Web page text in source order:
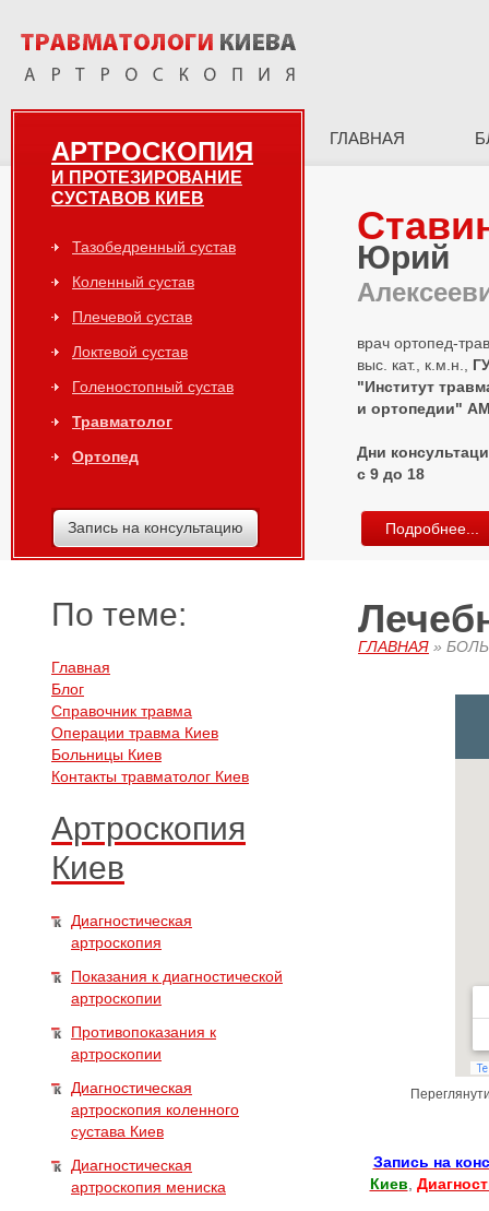
ГЛАВНАЯ
АРТРОСКОПИЯ
И ПРОТЕЗИРОВАНИЕ
СУСТАВОВ КИЕВ
Тазобедренный сустав
Коленный сустав
Плечевой сустав
Локтевой сустав
Голеностопный сустав
Травматолог
Ортопед
Запись на консультацию
Юрий
врач ортопед-
выс. кат., к.м.н.,
"Институт
и ортопедии"
Дни
с 9 до 18
Подробнее...
По теме:
Главная
Блог
Справочник травма
Операции травма Киев
Больницы Киев
Контакты травматолог Киев
Артроскопия
Киев
Диагностическая
артроскопия
Показания к диагностической
артроскопии
Противопоказания к
артроскопии
Диагностическая
артроскопия коленного
сустава Киев
Диагностическая
артроскопия мениска
ГЛАВНАЯ »
Запись на
Киев